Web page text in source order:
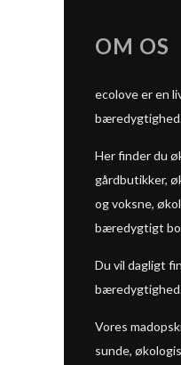
OM OS
ecolove er en
Her finder du
gårdbutikker,
og voksne,
bæredygtigt
Du vil dagligt
Vores
sunde,